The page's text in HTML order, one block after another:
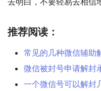
推荐阅读：
常见的几种微信辅助
微信被封号申请解封
一个微信号可以解封